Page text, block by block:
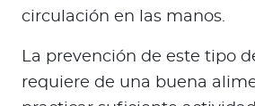
circulación en las manos.
La prevención de este tipo
requiere de una buena